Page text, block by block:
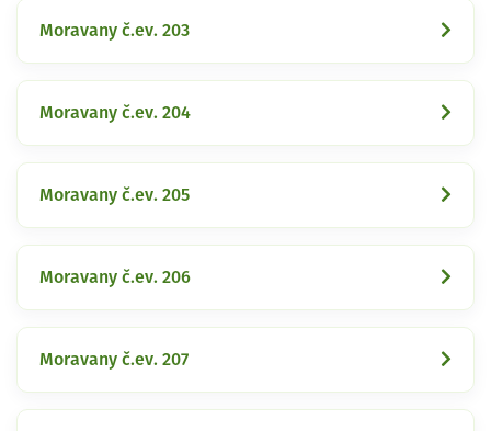
Moravany č.ev. 203
Moravany č.ev. 204
Moravany č.ev. 205
Moravany č.ev. 206
Moravany č.ev. 207